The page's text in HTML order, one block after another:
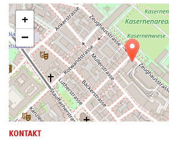
+
−
KONTAKT